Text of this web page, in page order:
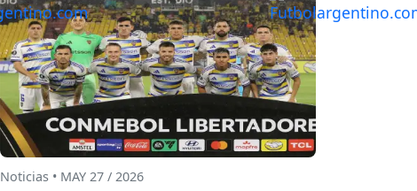
Noticias • MAY 27 / 2026